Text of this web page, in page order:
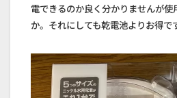
電できるのか良く分かりませんが使
か。それにしても乾電池よりお得で